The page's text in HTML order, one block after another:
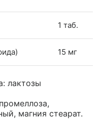
1 таб.
15 мг
лактозы
магния стеарат.